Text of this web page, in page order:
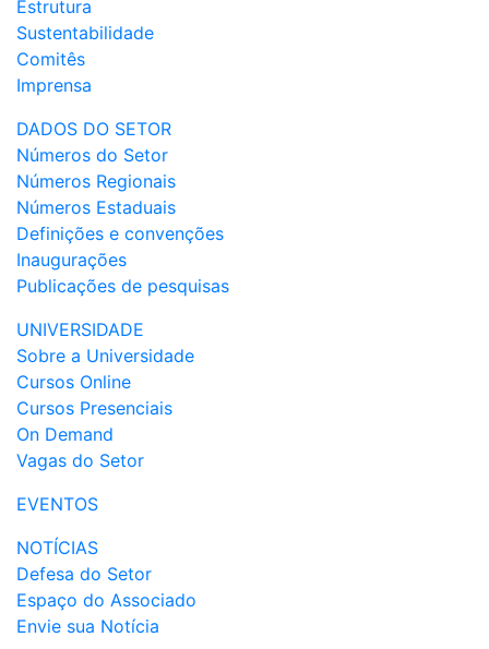
Estrutura
Sustentabilidade
Comitês
Imprensa
DADOS DO SETOR
Números do Setor
Números Regionais
Números Estaduais
Definições e convenções
Inaugurações
Publicações de pesquisas
UNIVERSIDADE
Sobre a Universidade
Cursos Online
Cursos Presenciais
On Demand
Vagas do Setor
EVENTOS
NOTÍCIAS
Defesa do Setor
Espaço do Associado
Envie sua Notícia